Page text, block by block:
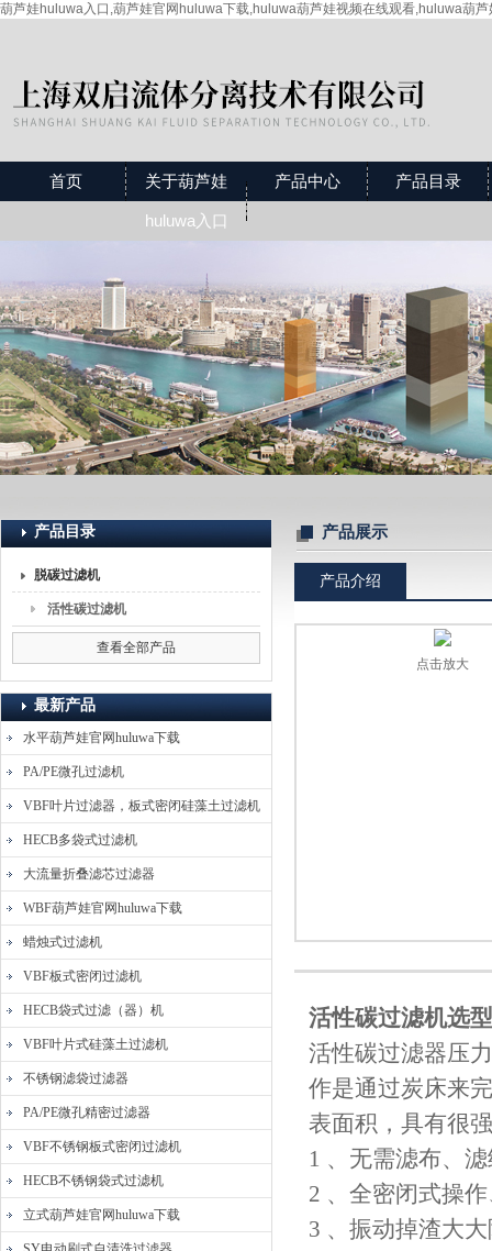
葫芦娃huluwa入口,葫芦娃官网huluwa下载,huluwa葫芦娃视频在线观看,huluwa葫
上海葫芦娃huluwa入口流体分离技术有限公司
首页 关于葫芦娃
huluwa入口
产品中心 产品目录
产品目录
脱碳过滤机
活性碳过滤机
查看全部产品
最新产品
水平葫芦娃官网huluwa下载
PA/PE微孔过滤机
VBF叶片过滤器，板式密闭硅藻土过滤机
HECB多袋式过滤机
大流量折叠滤芯过滤器
WBF葫芦娃官网huluwa下载
蜡烛式过滤机
VBF板式密闭过滤机
HECB袋式过滤（器）机
VBF叶片式硅藻土过滤机
不锈钢滤袋过滤器
PA/PE微孔精密过滤器
VBF不锈钢板式密闭过滤机
HECB不锈钢袋式过滤机
立式葫芦娃官网huluwa下载
产品展示
产品介绍
点击放大
活性碳过滤机选型
活性碳过滤器压
作是通过炭床来完
表面积，具有
1 、无需滤布
2 、全密闭式操作
3 、振动掉渣